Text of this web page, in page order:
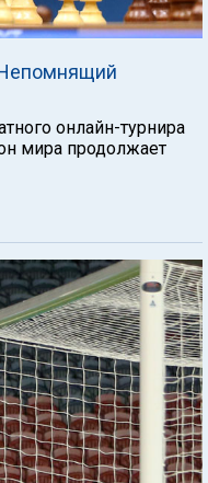
онлайн-турнира
мира продолжает